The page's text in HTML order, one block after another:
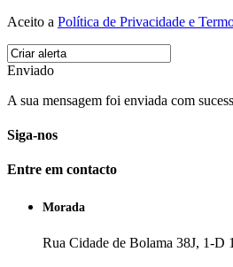
Aceito a Política de Privacidade e
Enviado
A sua mensagem foi enviada com
Siga-nos
Entre em contacto
Morada
Rua Cidade de Bolama 38J, 1-D